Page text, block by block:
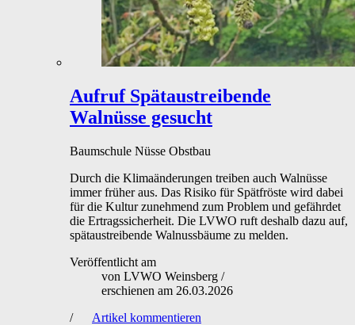
Aufruf Spätaustreibende
Walnüsse gesucht
Baumschule Nüsse Obstbau
Durch die Klimaänderungen treiben auch Walnüsse
immer früher aus. Das Risiko für Spätfröste wird dabei
für die Kultur zunehmend zum Problem und gefährdet
die Ertragssicherheit. Die LVWO ruft deshalb dazu auf,
spätaustreibende Walnussbäume zu melden.
Veröffentlicht am
von LVWO Weinsberg /
erschienen am 26.03.2026
/
Artikel kommentieren